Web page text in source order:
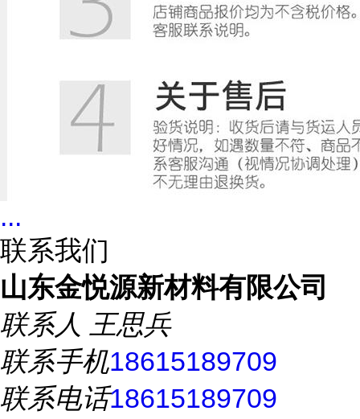
...
联系我们
山东金悦源新材料有限公司
联系人 王思兵
联系手机18615189709
联系电话18615189709